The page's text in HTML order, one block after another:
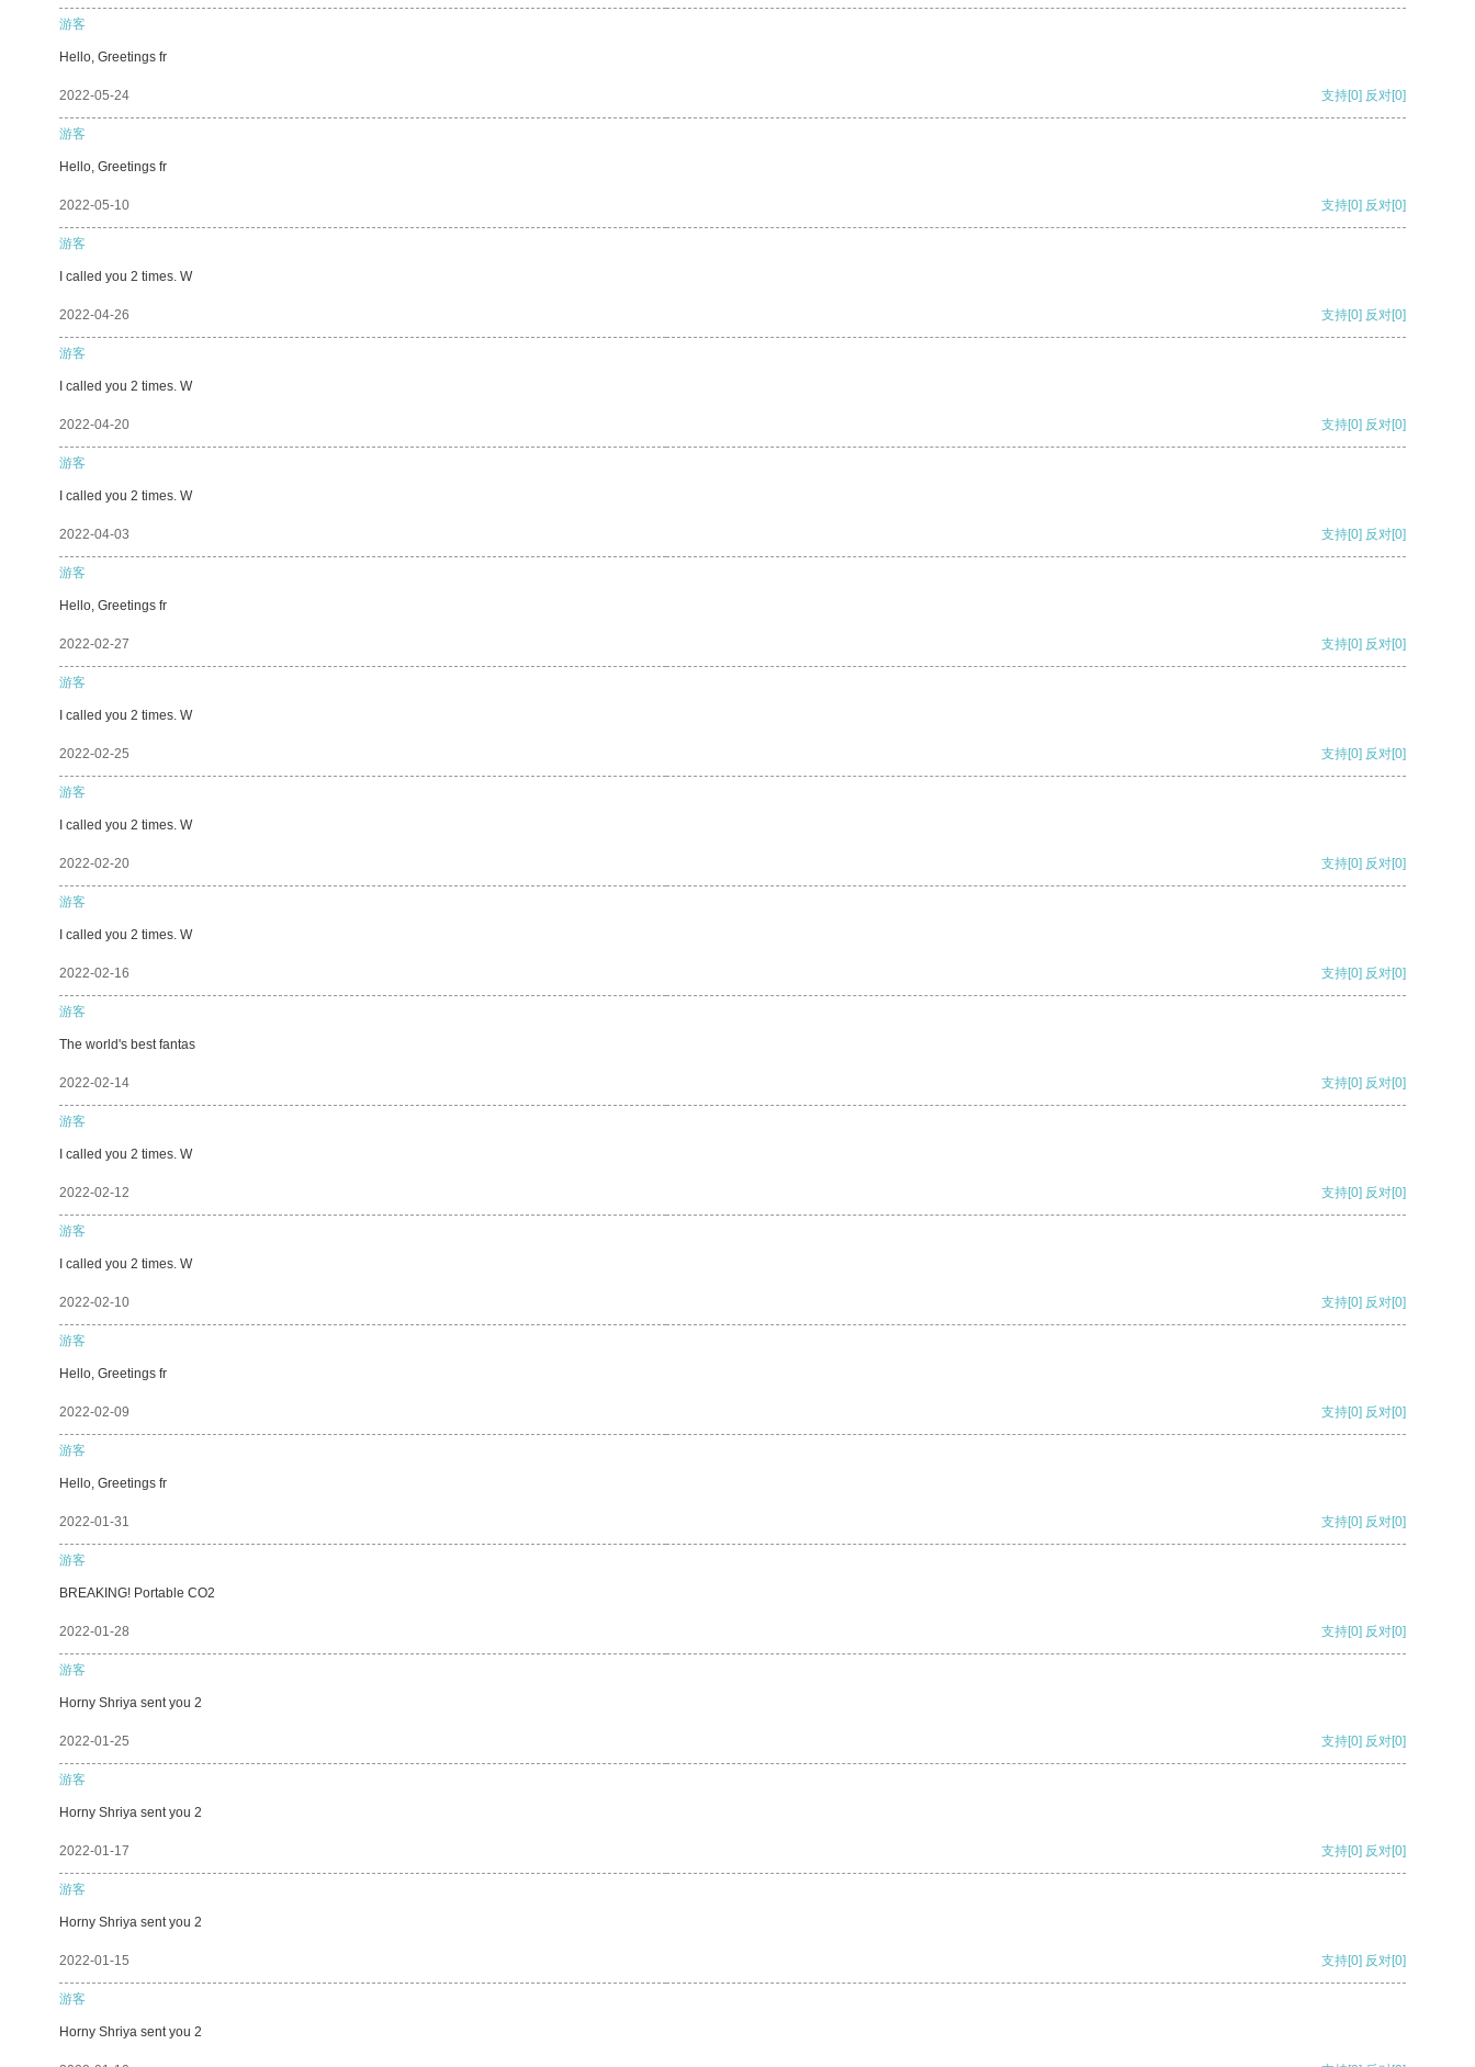
游客
Hello, Greetings fr
2022-05-24 支持[0] 反对[0]
游客
Hello, Greetings fr
2022-05-10 支持[0] 反对[0]
游客
I called you 2 times. W
2022-04-26 支持[0] 反对[0]
游客
I called you 2 times. W
2022-04-20 支持[0] 反对[0]
游客
I called you 2 times. W
2022-04-03 支持[0] 反对[0]
游客
Hello, Greetings fr
2022-02-27 支持[0] 反对[0]
游客
I called you 2 times. W
2022-02-25 支持[0] 反对[0]
游客
I called you 2 times. W
2022-02-20 支持[0] 反对[0]
游客
I called you 2 times. W
2022-02-16 支持[0] 反对[0]
游客
The world's best fantas
2022-02-14 支持[0] 反对[0]
游客
I called you 2 times. W
2022-02-12 支持[0] 反对[0]
游客
I called you 2 times. W
2022-02-10 支持[0] 反对[0]
游客
Hello, Greetings fr
2022-02-09 支持[0] 反对[0]
游客
Hello, Greetings fr
2022-01-31 支持[0] 反对[0]
游客
BREAKING! Portable CO2
2022-01-28 支持[0] 反对[0]
游客
Horny Shriya sent you 2
2022-01-25 支持[0] 反对[0]
游客
Horny Shriya sent you 2
2022-01-17 支持[0] 反对[0]
游客
Horny Shriya sent you 2
2022-01-15 支持[0] 反对[0]
游客
Horny Shriya sent you 2